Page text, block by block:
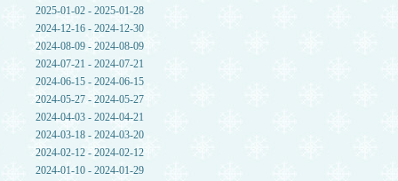
2025-01-02 - 2025-01-28
2024-12-16 - 2024-12-30
2024-08-09 - 2024-08-09
2024-07-21 - 2024-07-21
2024-06-15 - 2024-06-15
2024-05-27 - 2024-05-27
2024-04-03 - 2024-04-21
2024-03-18 - 2024-03-20
2024-02-12 - 2024-02-12
2024-01-10 - 2024-01-29